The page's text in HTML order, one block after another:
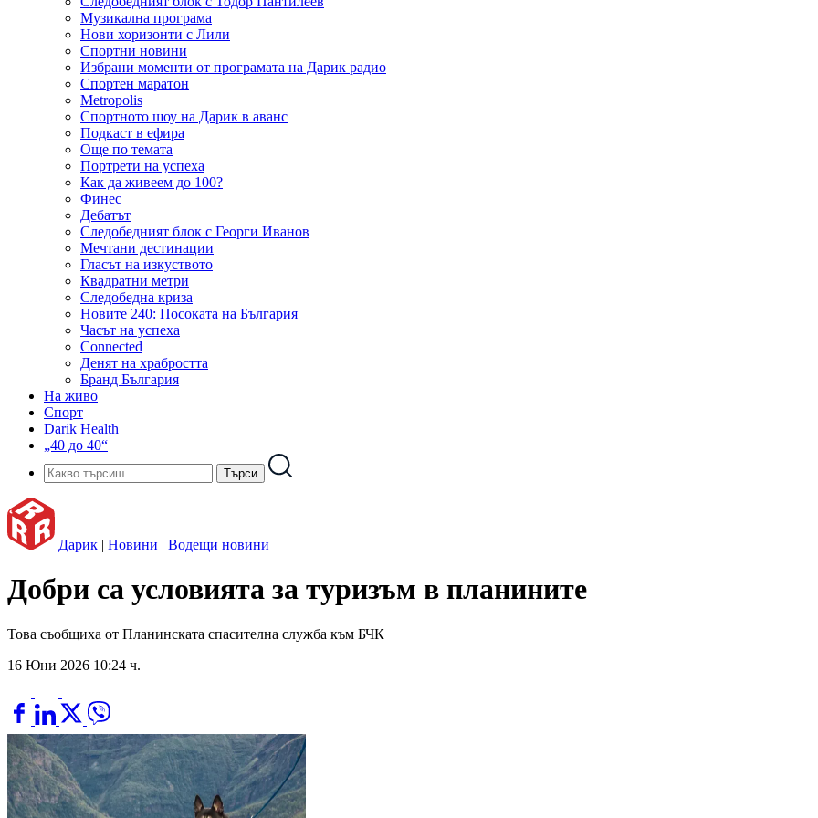
Музикална програма
Нови хоризонти с Лили
Спортни новини
Избрани моменти от програмата на Дарик радио
Спортен маратон
Metropolis
Спортното шоу на Дарик в аванс
Подкаст в ефира
Още по темата
Портрети на успеха
Как да живеем до 100?
Финес
Дебатът
Следобедният блок с Георги Иванов
Мечтани дестинации
Гласът на изкуството
Квадратни метри
Следобедна криза
Новите 240: Посоката на България
Часът на успеха
Connected
Денят на храбростта
Бранд България
На живо
Спорт
Darik Health
„40 до 40“
Дарик | Новини | Водещи новини
Добри са условията за туризъм в планините
Това съобщиха от Планинската спасителна служба към БЧК
16 Юни 2026 10:24 ч.